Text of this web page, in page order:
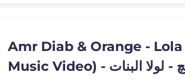
Amr Diab & Orange -